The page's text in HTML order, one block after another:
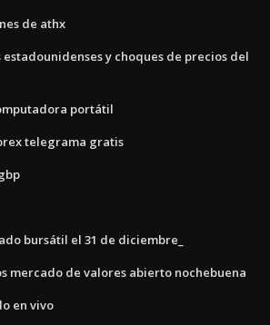
de athx
y choques de precios del
portátil
telegrama gratis
bursátil el 31 de diciembre_
mercado de valores abierto nochebuena
en vivo